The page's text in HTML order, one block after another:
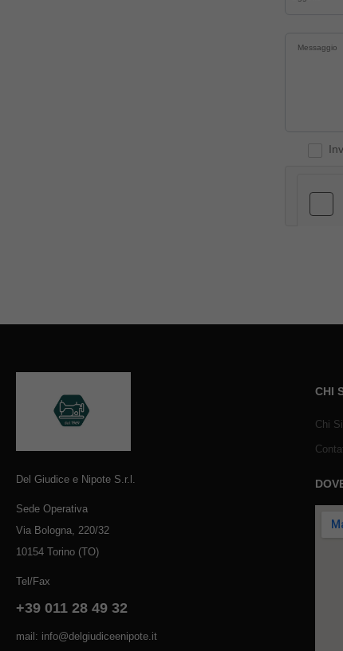
Del Giudice e Nipote S.r.l.
Sede Operativa
Via Bologna, 220/32
10154 Torino (TO)
Tel/Fax
+39 011 28 49 32
mail: info@delgiudiceenipote.it
CHI
Chi